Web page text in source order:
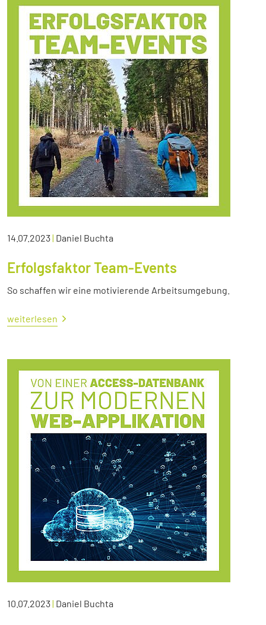
14.07.2023| Daniel Buchta
Erfolgsfaktor Team-Events
So schaffen wir eine motivierende Arbeitsumgebung.
weiterlesen
10.07.2023| Daniel Buchta